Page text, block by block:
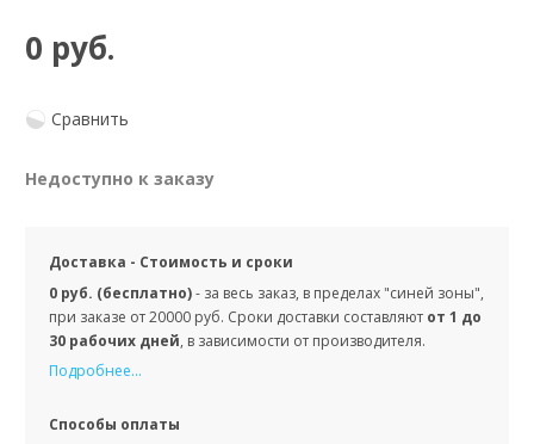
0 руб.
Сравнить
Недоступно к заказу
Доставка - Стоимость и сроки
0 руб. (бесплатно)- за весь заказ, в пределах "синей зоны",
при заказе от 20000 руб. Сроки доставки составляют от 1 до
30 рабочих дней, в зависимости от производителя.
Подробнее...
Способы оплаты